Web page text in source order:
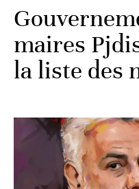
maires
la liste des